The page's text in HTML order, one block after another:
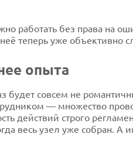
работать без права на
теперь уже объективно
опыта
будет совсем не
— множество
действий строго
весь узел уже собран. А